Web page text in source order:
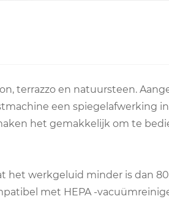
terrazzo en natuursteen.
een spiegelafwerking
het gemakkelijk om te
werkgeluid minder is dan
met HEPA -